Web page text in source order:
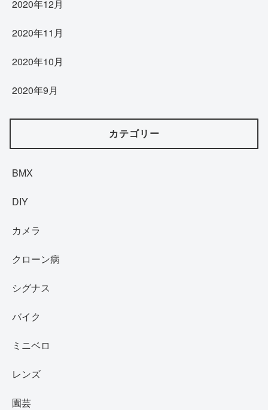
2020年12月
2020年11月
2020年10月
2020年9月
カテゴリー
BMX
DIY
カメラ
クローン病
シグナス
バイク
ミニベロ
レンズ
園芸